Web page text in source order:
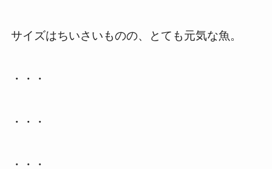
サイズはちいさいものの、とても元気な魚。
・・・
・・・
・・・